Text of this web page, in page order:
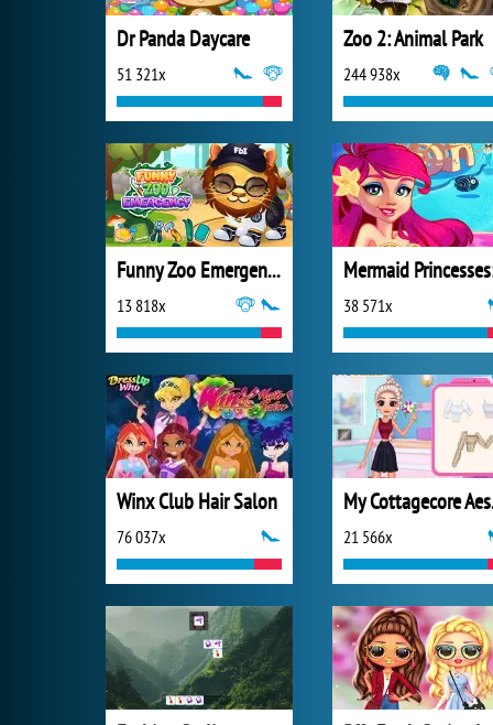
Dr Panda Daycare
51 321x
Zoo 2: Animal Park
244 938x
Funny Zoo Emergency
13 818x 38 571x
Winx Club Hair Salon
76 037x
My
21 566x